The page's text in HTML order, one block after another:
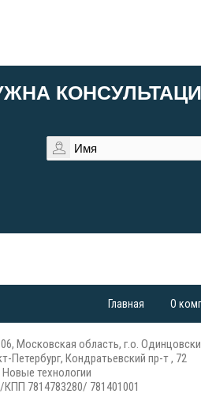
Главная О
Московская область, г.о.
Петербург, Кондратьевский пр-т , 72
технологии
7814783280/ 781401001